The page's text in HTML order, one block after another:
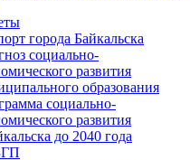
города Байкальска
социально-
развития
образования
социально-
развития
до 2040 года